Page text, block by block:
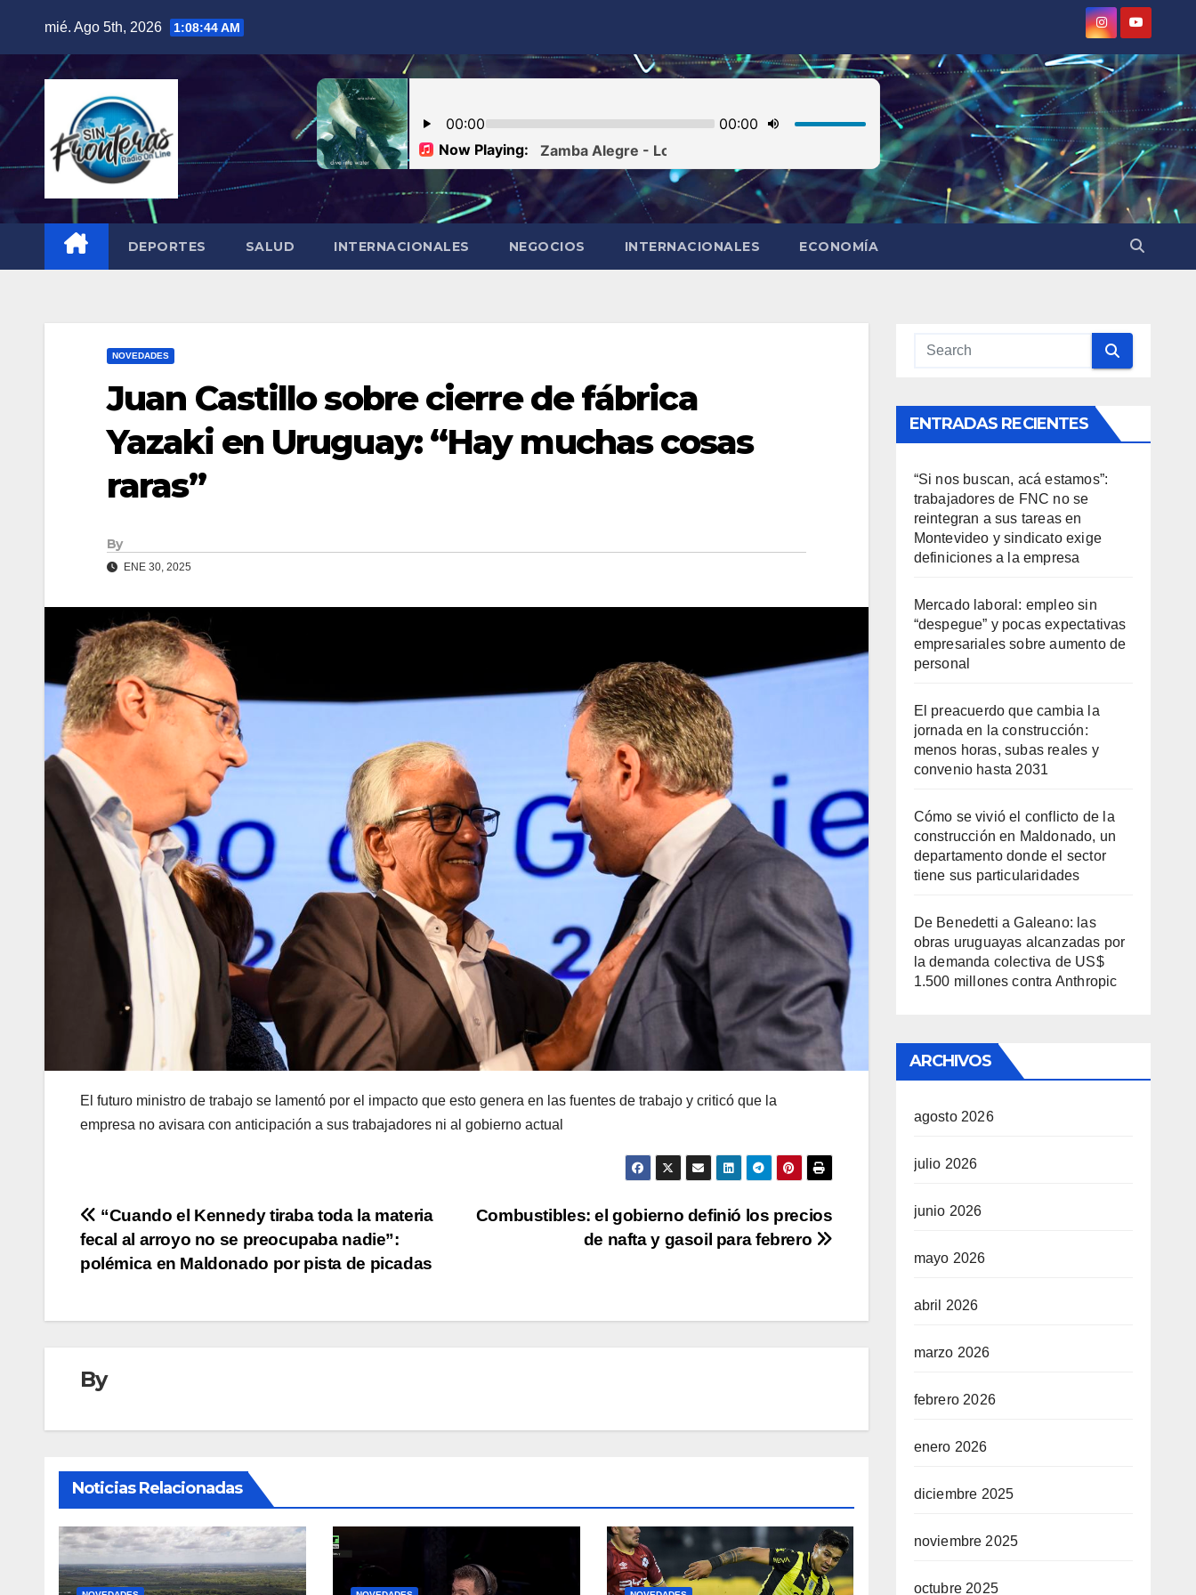
mié. Ago 5th, 2026 1:08:46 AM
DEPORTES SALUD INTERNACIONALES NEGOCIOS INTERNACIONALES ECONOMÍA
NOVEDADES
Juan Castillo sobre cierre de fábrica
Yazaki en Uruguay: “Hay muchas cosas
raras”
By
ENE 30, 2025
El futuro ministro de trabajo se lamentó por el impacto que esto genera en las fuentes de trabajo y criticó que la
empresa no avisara con anticipación a sus trabajadores ni al gobierno actual
Navegación
de
Combustibles: el gobierno definió los precios
de nafta y gasoil para febrero
“Cuando el Kennedy tiraba toda la materia
fecal al arroyo no se preocupaba nadie”:
polémica en Maldonado por pista de picadas
By
Noticias Relacionadas
ENTRADAS RECIENTES
“Si nos buscan, acá estamos”:
trabajadores de FNC no se
reintegran a sus tareas en
Montevideo y sindicato exige
definiciones a la empresa
Mercado laboral: empleo sin
“despegue” y pocas expectativas
empresariales sobre aumento de
personal
El preacuerdo que cambia la
jornada en la construcción:
menos horas, subas reales y
convenio hasta 2031
Cómo se vivió el conflicto de la
construcción en Maldonado, un
departamento donde el sector
tiene sus particularidades
De Benedetti a Galeano: las
obras uruguayas alcanzadas por
la demanda colectiva de US$
1.500 millones contra Anthropic
ARCHIVOS
agosto 2026
julio 2026
junio 2026
mayo 2026
abril 2026
marzo 2026
febrero 2026
enero 2026
diciembre 2025
noviembre 2025
octubre 2025